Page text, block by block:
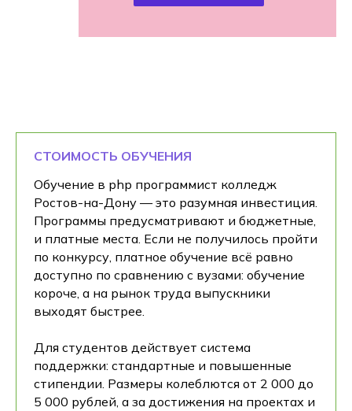
СТОИМОСТЬ ОБУЧЕНИЯ
Обучение в php программист колледж
Ростов-на-Дону — это разумная инвестиция.
Программы предусматривают и бюджетные,
и платные места. Если не получилось пройти
по конкурсу, платное обучение всё равно
доступно по сравнению с вузами: обучение
короче, а на рынок труда выпускники
выходят быстрее.
Для студентов действует система
поддержки: стандартные и повышенные
стипендии. Размеры колеблются от 2 000 до
5 000 рублей, а за достижения на проектах и